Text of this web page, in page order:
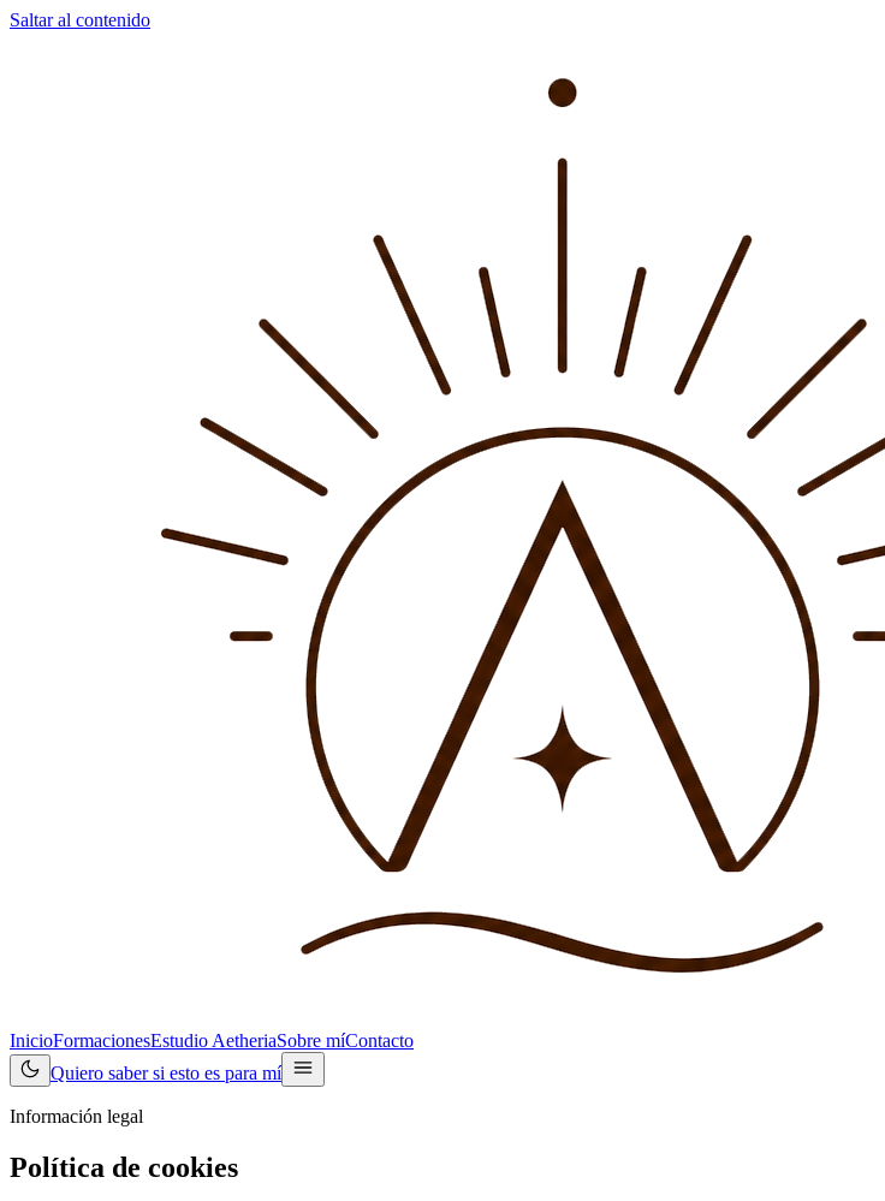
Saltar al contenido
InicioFormacionesEstudio AetheriaSobre míContacto
Quiero saber si esto es para mí
Información legal
Política de cookies